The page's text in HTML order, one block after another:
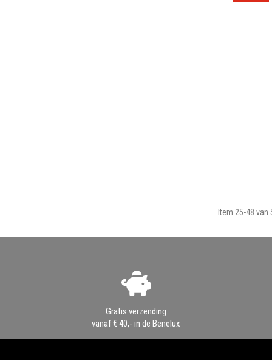
Item 25-48
Gratis verzending
vanaf € 40,- in de Benelux